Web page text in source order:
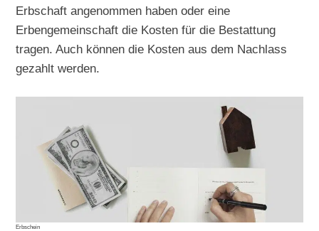
Erbschaft angenommen haben oder eine
Erbengemeinschaft die Kosten für die Bestattung
tragen. Auch können die Kosten aus dem Nachlass
gezahlt werden.
Erbschein